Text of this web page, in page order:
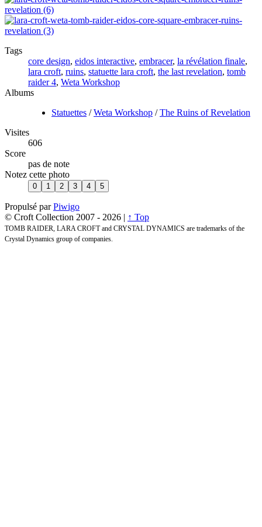
Tags
core design, eidos interactive, embracer, la révélation finale,
lara croft, ruins, statuette lara croft, the last revelation, tomb
raider 4, Weta Workshop
Albums
Statuettes /Weta Workshop /The Ruins of Revelation
Visites
606
Score
pas de note
Notez cette photo
Propulsé parPiwigo
© Croft Collection 2007 - 2026 | ↑ Top
TOMB RAIDER, LARA CROFT and CRYSTAL DYNAMICS are trademarks of the
Crystal Dynamics group of companies.